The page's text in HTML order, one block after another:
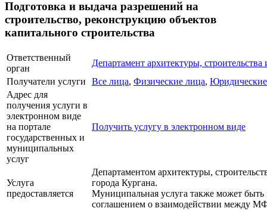
Подготовка и выдача разрешений на
строительство, реконструкцию объектов
капитального строительства
Ответственный
орган
Департамент архитектуры,
Получатели услуги
Все лица, Физические лица,
Адрес для
получения услуги в
электронном виде
на портале
государственных и
муниципальных
услуг
Получить услугу в электронном виде
Услуга
предоставляется
Департаментом архитектуры,
города Кургана.
Муниципальная услуга также может быть
соглашением о взаимодействии между